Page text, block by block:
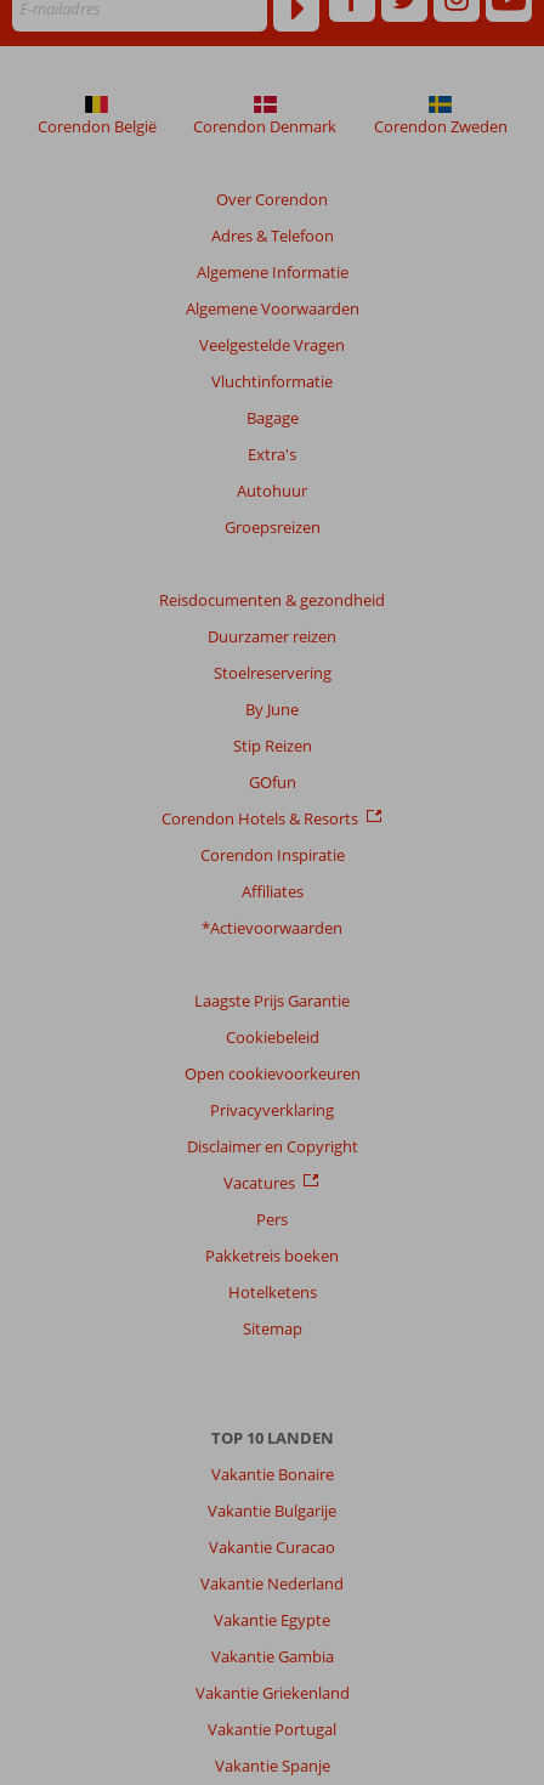
niet
weergegeven
om
Over Corendon
Adres & Telefoon
Algemene Informatie
Algemene Voorwaarden
Veelgestelde Vragen
Vluchtinformatie
Bagage
Extra's
Autohuur
Groepsreizen
Reisdocumenten & gezondheid
Duurzamer reizen
Stoelreservering
By June
Stip Reizen
GOfun
Corendon Hotels & Resorts
Corendon Inspiratie
Affiliates
*Actievoorwaarden
Laagste Prijs Garantie
Cookiebeleid
Open cookievoorkeuren
Privacyverklaring
Disclaimer en Copyright
Vacatures
Pers
Pakketreis boeken
Hotelketens
Sitemap
Corendon België Corendon Denmark Corendon Zweden
TOP 10 LANDEN
Vakantie Bonaire
Vakantie Bulgarije
Vakantie Curacao
Vakantie Nederland
Vakantie Egypte
Vakantie Gambia
Vakantie Griekenland
Vakantie Portugal
Vakantie Spanje